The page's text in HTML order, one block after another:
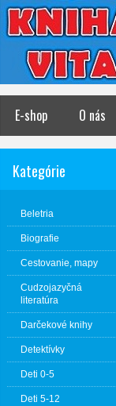
E-shop O nás
Kategórie
Beletria
Biografie
Cestovanie, mapy
Cudzojazyčná
literatúra
Darčekové knihy
Detektívky
Deti 0-5
Deti 5-12